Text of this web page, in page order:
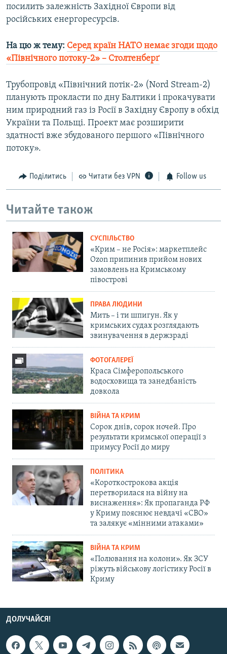
посилить залежність Західної Європи від
російських енергоресурсів.
На цю ж тему: Серед країн НАТО немає згоди щодо
«Північного потоку-2» – Столтенберґ
Трубопровід «Північний потік-2» (Nord Stream-2)
планують прокласти по дну Балтики і прокачувати
ним природний газ із Росії в Західну Європу в обхід
України та Польщі. Проект має розширити
здатності вже збудованого першого «Північного
потоку».
Поділитись Читати без VPN Follow us
Читайте також
СУСПІЛЬСТВО
«Крим – не Росія»: маркетплейс
Ozon припинив прийом нових
замовлень на Кримському
півострові
ПРАВА ЛЮДИНИ
Мить – і ти шпигун. Як у
кримських судах розглядають
звинувачення в держзраді
ФОТОГАЛЕРЕЇ
Краса Сімферопольського
водосховища та занедбаність
довкола
ВІЙНА ТА КРИМ
Сорок днів, сорок ночей. Про
результати кримської операції з
примусу Росії до миру
ПОЛІТИКА
«Короткострокова акція
перетворилася на війну на
виснаження»: Як пропаганда РФ
у Криму пояснює невдачі «СВО»
та залякує «мінними атаками»
ВІЙНА ТА КРИМ
«Полювання на колони». Як ЗСУ
ріжуть військову логістику Росії в
Криму
ДОЛУЧАЙСЯ!